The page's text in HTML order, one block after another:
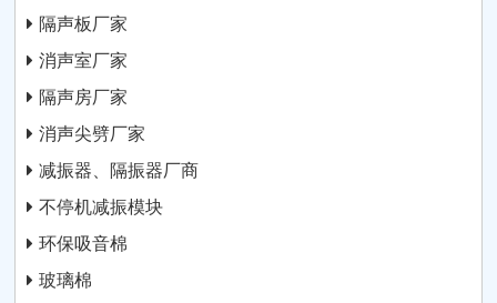
隔声板厂家
消声室厂家
隔声房厂家
消声尖劈厂家
减振器、隔振器厂商
不停机减振模块
环保吸音棉
玻璃棉